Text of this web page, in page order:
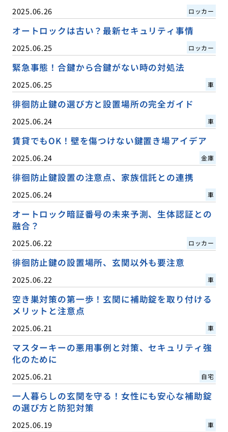
2025.06.26 ロッカー
オートロックは古い？最新セキュリティ事情
2025.06.25 ロッカー
緊急事態！合鍵から合鍵がない時の対処法
2025.06.25 車
徘徊防止鍵の選び方と設置場所の完全ガイド
2025.06.24 車
賃貸でもOK！壁を傷つけない鍵置き場アイデア
2025.06.24 金庫
徘徊防止鍵設置の注意点、家族信託との連携
2025.06.24 車
オートロック暗証番号の未来予測、生体認証との
融合？
2025.06.22 ロッカー
徘徊防止鍵の設置場所、玄関以外も要注意
2025.06.22 車
空き巣対策の第一歩！玄関に補助錠を取り付ける
メリットと注意点
2025.06.21 車
マスターキーの悪用事例と対策、セキュリティ強
化のために
2025.06.21 自宅
一人暮らしの玄関を守る！女性にも安心な補助錠
の選び方と防犯対策
2025.06.19 車